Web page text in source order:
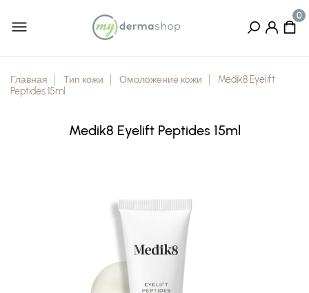
Главная Тип кожи Омоложение кожи
Medik8 Eyelift
Peptides 15ml
Medik8 Eyelift Peptides 15ml